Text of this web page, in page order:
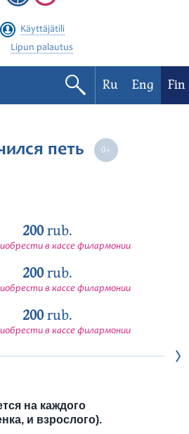
Käyttäjätili
Lipun palautus
Ru Eng Fin
петь
200rub.
в кассе филармонии
200rub.
в кассе филармонии
200rub.
в кассе филармонии
на каждого
и взрослого).